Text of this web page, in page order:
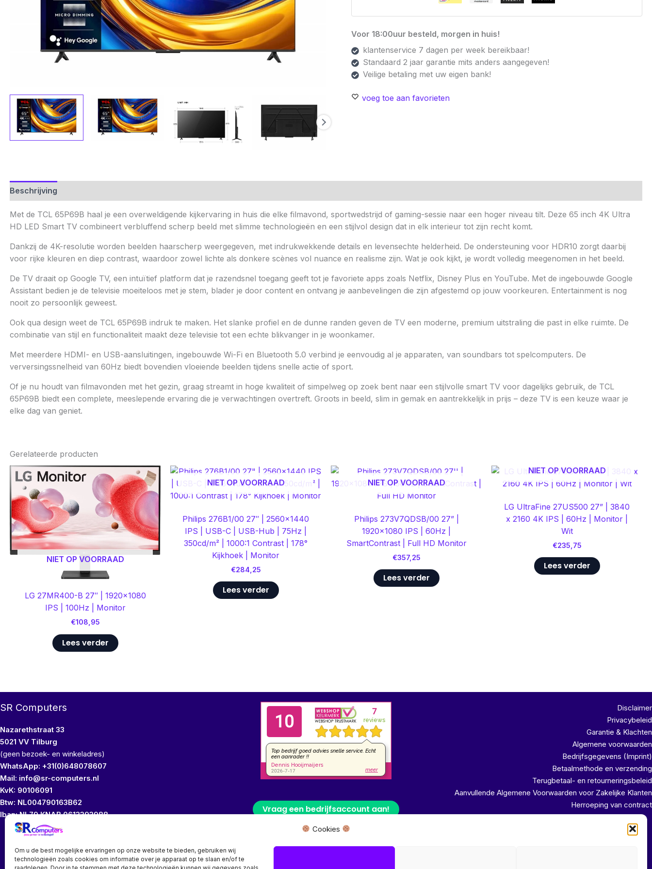
Cookies
Om u de best mogelijke ervaringen op onze website te bieden, gebruiken wij
technologieën zoals cookies om informatie over je apparaat op te slaan en/of te
Voor 18:00uur besteld, morgen in huis!
klantenservice 7 dagen per week bereikbaar!
Standaard 2 jaar garantie mits anders aangegeven!
Veilige betaling met uw eigen bank!
voeg toe aan favorieten
Beschrijving
Met de TCL 65P69B haal je een overweldigende kijkervaring in huis die elke filmavond, sportwedstrijd of gaming-sessie naar een hoger niveau tilt. Deze 65 inch 4K Ultra
HD LED Smart TV combineert verbluffend scherp beeld met slimme technologieën en een stijlvol design dat in elk interieur tot zijn recht komt.
Dankzij de 4K-resolutie worden beelden haarscherp weergegeven, met indrukwekkende details en levensechte helderheid. De ondersteuning voor HDR10 zorgt daarbij
voor rijke kleuren en diep contrast, waardoor zowel lichte als donkere scènes vol nuance en realisme zijn. Wat je ook kijkt, je wordt volledig meegenomen in het beeld.
De TV draait op Google TV, een intuïtief platform dat je razendsnel toegang geeft tot je favoriete apps zoals Netflix, Disney Plus en YouTube. Met de ingebouwde Google
Assistant bedien je de televisie moeiteloos met je stem, blader je door content en ontvang je aanbevelingen die zijn afgestemd op jouw voorkeuren. Entertainment is nog
nooit zo persoonlijk geweest.
Ook qua design weet de TCL 65P69B indruk te maken. Het slanke profiel en de dunne randen geven de TV een moderne, premium uitstraling die past in elke ruimte. De
combinatie van stijl en functionaliteit maakt deze televisie tot een echte blikvanger in je woonkamer.
Met meerdere HDMI- en USB-aansluitingen, ingebouwde Wi-Fi en Bluetooth 5.0 verbind je eenvoudig al je apparaten, van soundbars tot spelcomputers. De
verversingssnelheid van 60Hz biedt bovendien vloeiende beelden tijdens snelle actie of sport.
Of je nu houdt van filmavonden met het gezin, graag streamt in hoge kwaliteit of simpelweg op zoek bent naar een stijlvolle smart TV voor dagelijks gebruik, de TCL
65P69B biedt een complete, meeslepende ervaring die je verwachtingen overtreft. Groots in beeld, slim in gemak en aantrekkelijk in prijs – deze TV is een keuze waar je
elke dag van geniet.
Gerelateerde producten
NIET OP VOORRAAD
LG 27MR400-B 27″ | 1920×1080
IPS | 100Hz | Monitor
€108,95
Lees verder
NIET OP VOORRAAD
Philips 276B1/00 27″ | 2560×1440
IPS | USB-C | USB-Hub | 75Hz |
350cd/m² | 1000:1 Contrast | 178°
Kijkhoek | Monitor
€284,25
Lees verder
NIET OP VOORRAAD
​Philips 273V7QDSB/00 27” |
1920×1080 IPS | 60Hz |
SmartContrast | Full HD Monitor
€357,25
Lees verder
NIET OP VOORRAAD
LG UltraFine 27US500 27” | 3840
x 2160 4K IPS | 60Hz | Monitor |
Wit
€235,75
Lees verder
SR Computers
Nazarethstraat 33
5021 VV Tilburg
(geen bezoek- en winkeladres)
WhatsApp: +31(0)648078607
Mail: info@sr-computers.nl
KvK: 90106091
Btw: NL004790163B62
Iban: NL79 KNAB 0613393988
Vraag een bedrijfsaccount aan!
Disclaimer
Privacybeleid
Garantie & Klachten
Algemene voorwaarden
Bedrijfsgegevens (Imprint)
Betaalmethode en verzending
Terugbetaal- en retourneringsbeleid
Aanvullende Algemene Voorwaarden voor Zakelijke Klanten
Herroeping van contract
Wij bezitten geen fysieke winkel of bezoekadres, wij leveren uw product rechtstreeks vanuit ons magazijn!!